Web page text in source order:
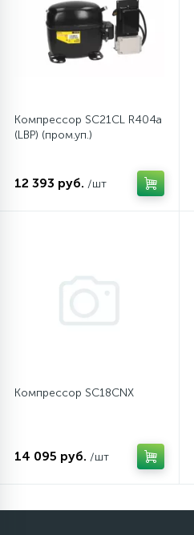
Компрессор SC21CL R404a
(LBP) (пром.уп.)
12 393 руб. /шт
Компрессор SC18CNX
14 095 руб. /шт